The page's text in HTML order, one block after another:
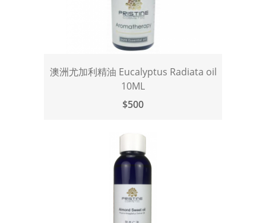
澳洲尤加利精油 Eucalyptus Radiata oil
10ML
$500